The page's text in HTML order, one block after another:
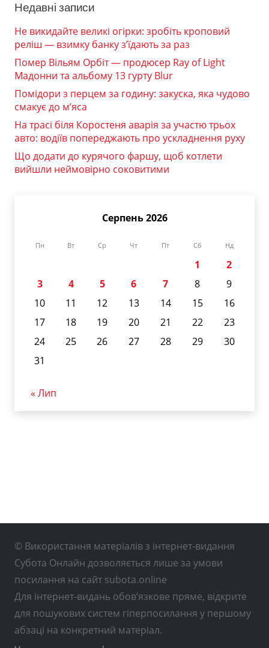
Недавні записи
Не викидайте великі огірки: зробіть кроповий
реліш — взимку банку з’їдають за раз
Помер Вільям Орбіт — продюсер Ray of Light
Мадонни та альбому 13 гурту Blur
Помідори з перцем за годину: закуска, яка чудово
смакує до м’яса
На трасі біля Коростеня аварія за участю трьох
авто: водіїв попереджають про ускладнення руху
Що додати до курячого фаршу, щоб котлети
вийшли неймовірно соковитими
Серпень 2026
Пн Вт Ср Чт Пт Сб Нд
1
2
3
4 5 6 7 8
9
10
11 12 13 14 15
16
17
18 19 20 21 22
23
24
25 26 27 28 29
30
31
« Лип
© Використання матеріалів з інтернет-видання
Субота Онлайн дозволяється лише за умови
посилання на сайт subota.online
Для інтернет-видань обов’язкове пряме, відкрите
для пошукових систем гіперпосилання у першому
абзаці на конкретний матеріал.